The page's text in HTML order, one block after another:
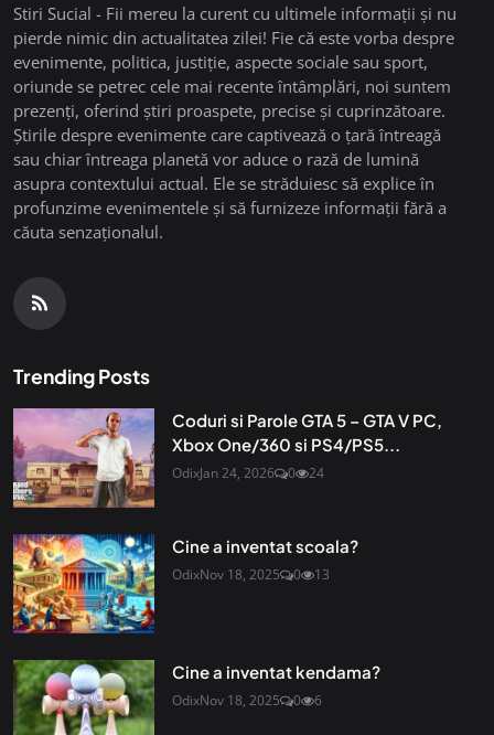
Stiri Sucial - Fii mereu la curent cu ultimele informații și nu
pierde nimic din actualitatea zilei! Fie că este vorba despre
evenimente, politica, justiție, aspecte sociale sau sport,
oriunde se petrec cele mai recente întâmplări, noi suntem
prezenți, oferind știri proaspete, precise și cuprinzătoare.
Știrile despre evenimente care captivează o țară întreagă
sau chiar întreaga planetă vor aduce o rază de lumină
asupra contextului actual. Ele se străduiesc să explice în
profunzime evenimentele și să furnizeze informații fără a
căuta senzaționalul.
Trending Posts
Coduri si Parole GTA 5 – GTA V PC,
Xbox One/360 si PS4/PS5...
OdixJan 24, 2026 0 24
Cine a inventat scoala?
OdixNov 18, 2025 0 13
Cine a inventat kendama?
OdixNov 18, 2025 0 6